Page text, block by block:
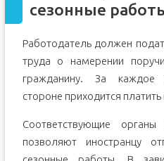
сезонные
Работодатель должен
труда о намерении
гражданину. За каждое
стороне приходится платить
Соответствующие
позволяют иностранцу